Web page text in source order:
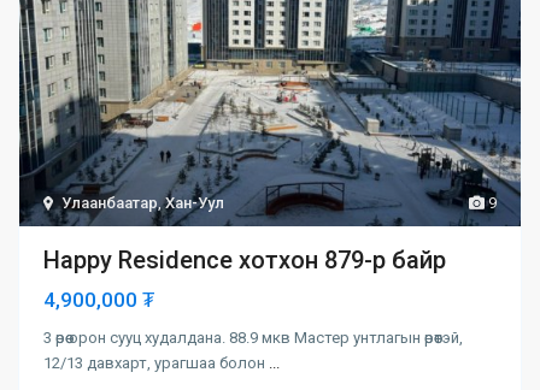
9
Улаанбаатар ,Хан-Уул
Happy Residence хотхон 879-р байр
4,900,000 ₮
3 өрөө орон сууц худалдана. 88.9 мкв Мастер унтлагын өрөөтэй,
12/13 давхарт, урагшаа болон